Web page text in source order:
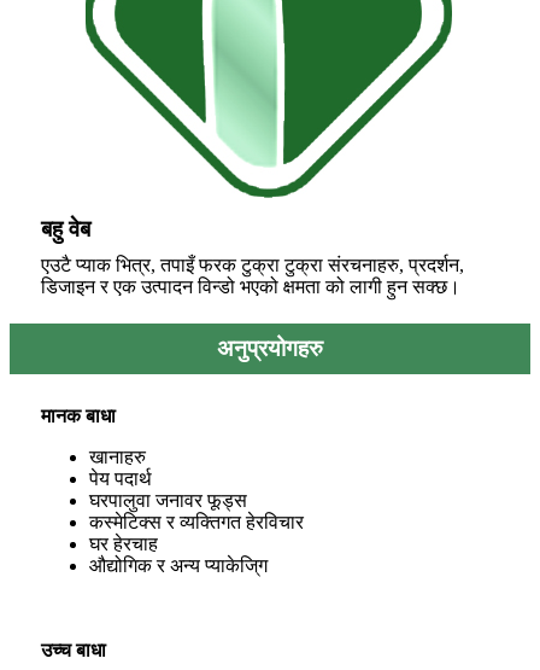
बहु वेब
एउटै प्याक भित्र, तपाइँ फरक टुक्रा टुक्रा संरचनाहरु, प्रदर्शन,
डिजाइन र एक उत्पादन विन्डो भएको क्षमता को लागी हुन सक्छ।
अनुप्रयोगहरु
मानक बाधा
खानाहरु
पेय पदार्थ
घरपालुवा जनावर फूड्स
कस्मेटिक्स र व्यक्तिगत हेरविचार
घर हेरचाह
औद्योगिक र अन्य प्याकेजि्ग
उच्च बाधा